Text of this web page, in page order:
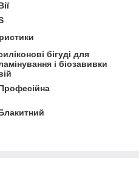
бігуді для
і біозавивки